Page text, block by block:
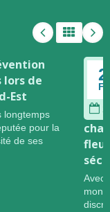
lors de
Est
longtemps
pour la
de ses
Avec